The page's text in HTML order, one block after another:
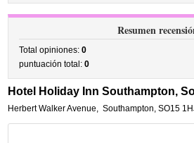
Resumen
Total opiniones:0
puntuación total:0
Hotel Holiday Inn Southampton,
Herbert Walker Avenue, Southampton,SO15